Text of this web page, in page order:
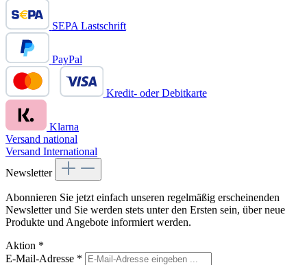
SEPA Lastschrift
PayPal
Kredit- oder Debitkarte
Klarna
Versand national
Versand International
Newsletter
Abonnieren Sie jetzt einfach unseren regelmäßig erscheinenden
Newsletter und Sie werden stets unter den Ersten sein, über neue
Produkte und Angebote informiert werden.
Aktion *
E-Mail-Adresse *